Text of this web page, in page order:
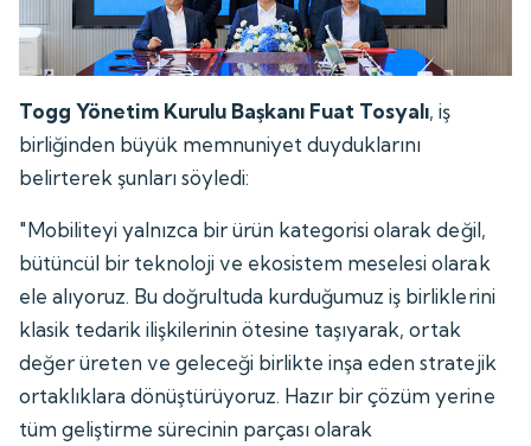
Togg Yönetim Kurulu Başkanı Fuat Tosyalı, iş
birliğinden büyük memnuniyet duyduklarını
belirterek şunları söyledi:
"Mobiliteyi yalnızca bir ürün kategorisi olarak değil,
bütüncül bir teknoloji ve ekosistem meselesi olarak
ele alıyoruz. Bu doğrultuda kurduğumuz iş birliklerini
klasik tedarik ilişkilerinin ötesine taşıyarak, ortak
değer üreten ve geleceği birlikte inşa eden stratejik
ortaklıklara dönüştürüyoruz. Hazır bir çözüm yerine
tüm geliştirme sürecinin parçası olarak